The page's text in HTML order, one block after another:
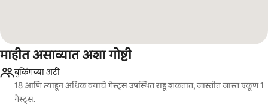
माहीत असाव्यात अशा गोष्टी
बुकिंगच्या अटी
18 आणि त्याहून अधिक वयाचे गेस्ट्स उपस्थित राहू शकतात, जास्तीत जास्त एकूण 1
गेस्ट्स.